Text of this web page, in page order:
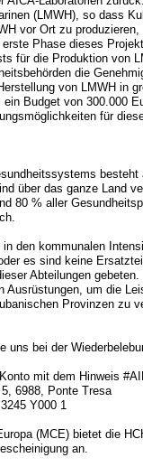
(LMWH), so dass
vor Ort zu
Phase dieses
für die Produktion von
die
von LMWH in
Budget von 300.000
für
über das ganze Land
80 % aller
den kommunalen
es sind keine
Abteilungen
um die
Provinzen zu
uns bei der
mit dem Hinweis
6988, Ponte Tresa
Y000 1
(MCE) bietet die
an.